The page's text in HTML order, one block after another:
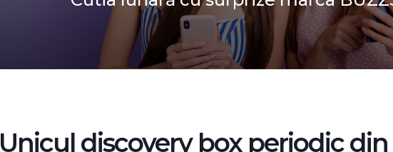
Unicul discovery box periodic